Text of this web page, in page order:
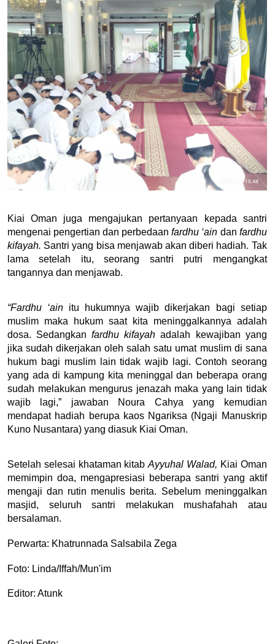
Kiai Oman juga mengajukan pertanyaan kepada santri
mengenai pengertian dan perbedaan fardhu ‘ain dan fardhu
kifayah. Santri yang bisa menjawab akan diberi hadiah. Tak
lama setelah itu, seorang santri putri mengangkat
tangannya dan menjawab.
“Fardhu ‘ain itu hukumnya wajib dikerjakan bagi setiap
muslim maka hukum saat kita meninggalkannya adalah
dosa. Sedangkan fardhu kifayah adalah kewajiban yang
jika sudah dikerjakan oleh salah satu umat muslim di sana
hukum bagi muslim lain tidak wajib lagi. Contoh seorang
yang ada di kampung kita meninggal dan beberapa orang
sudah melakukan mengurus jenazah maka yang lain tidak
wajib lagi,” jawaban Noura Cahya yang kemudian
mendapat hadiah berupa kaos Ngariksa (Ngaji Manuskrip
Kuno Nusantara) yang diasuk Kiai Oman.
Setelah selesai khataman kitab Ayyuhal Walad, Kiai Oman
memimpin doa, mengapresiasi beberapa santri yang aktif
mengaji dan rutin menulis berita. Sebelum meninggalkan
masjid, seluruh santri melakukan mushafahah atau
bersalaman.
Perwarta: Khatrunnada Salsabila Zega
Foto: Linda/Iffah/Mun'im
Editor: Atunk